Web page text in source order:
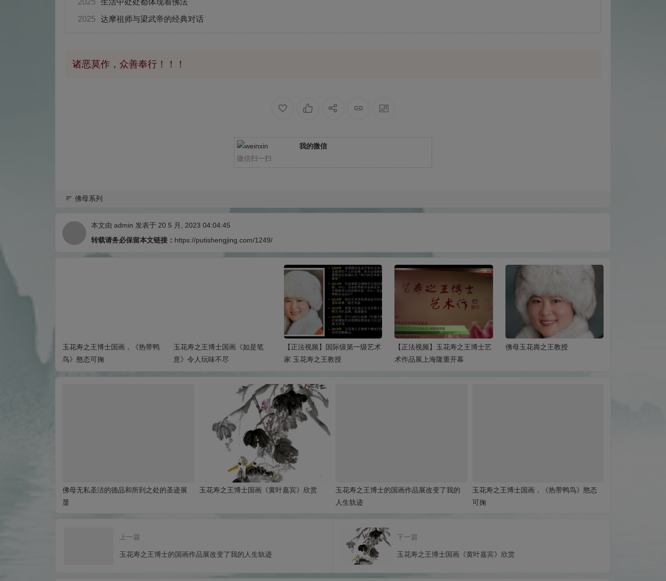
2025 生活中处处都体现着佛法
2025 达摩祖师与梁武帝的经典对话
诸恶莫作，众善奉行！！！
我的微信
微信扫一扫
佛母系列
本文由 admin 发表于 20 5 月, 2023 04:04:45
转载请务必保留本文链接： https://putishengjing.com/1249/
玉花寿之王博士国画，《热带鸭
鸟》憨态可掬
玉花寿之王博士国画《如是笔
意》令人玩味不尽
【正法视频】国际级第一级艺术
家 玉花寿之王教授
【正法视频】玉花寿之王博士艺
术作品展上海隆重开幕
佛母玉花壽之王教授
佛母无私圣洁的德品和所到之处的圣迹展
显
玉花寿之王博士国画《黄叶嘉宾》欣赏
玉花寿之王博士的国画作品展改变了我的
人生轨迹
玉花寿之王博士国画，《热带鸭鸟》憨态
可掬
上一篇
玉花寿之王博士的国画作品展改变了我的人生轨迹
下一篇
玉花寿之王博士国画《黄叶嘉宾》欣赏